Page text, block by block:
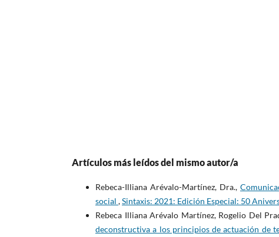
Artículos más leídos del mismo autor/a
Rebeca-Illiana Arévalo-Martínez, Dra.,
social ,Sintaxis: 2021: Edición Especial: 50
Rebeca Illiana Arévalo Martínez, Rogelio Del
deconstructiva a los principios de actuación de